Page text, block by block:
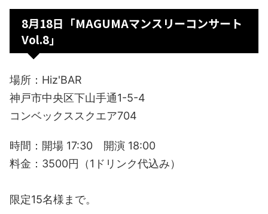
8月18日「MAGUMAマンスリーコンサート
Vol.8」
場所：Hiz'BAR
神戸市中央区下山手通1-5-4
コンベックススクエア704
時間：開場 17:30 開演 18:00
料金：3500円（1ドリンク代込み）
限定15名様まで。